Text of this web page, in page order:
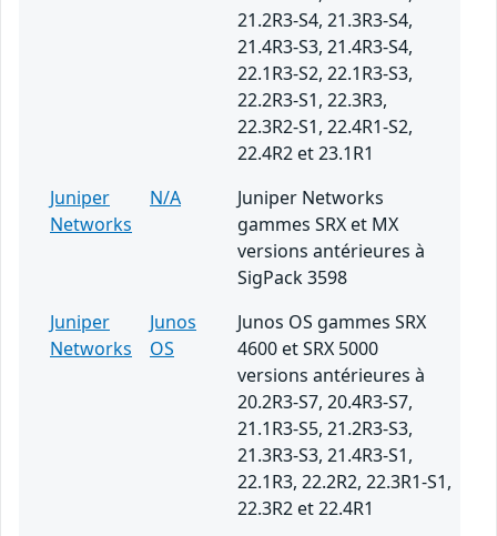
21.2R3-S4, 21.3R3-S4,
21.4R3-S3, 21.4R3-S4,
22.1R3-S2, 22.1R3-S3,
22.2R3-S1, 22.3R3,
22.3R2-S1, 22.4R1-S2,
22.4R2 et 23.1R1
Juniper
Networks
N/A
Juniper Networks
gammes SRX et MX
versions antérieures à
SigPack 3598
Juniper
Networks
Junos
OS
Junos OS gammes SRX
4600 et SRX 5000
versions antérieures à
20.2R3-S7, 20.4R3-S7,
21.1R3-S5, 21.2R3-S3,
21.3R3-S3, 21.4R3-S1,
22.1R3, 22.2R2, 22.3R1-S1,
22.3R2 et 22.4R1